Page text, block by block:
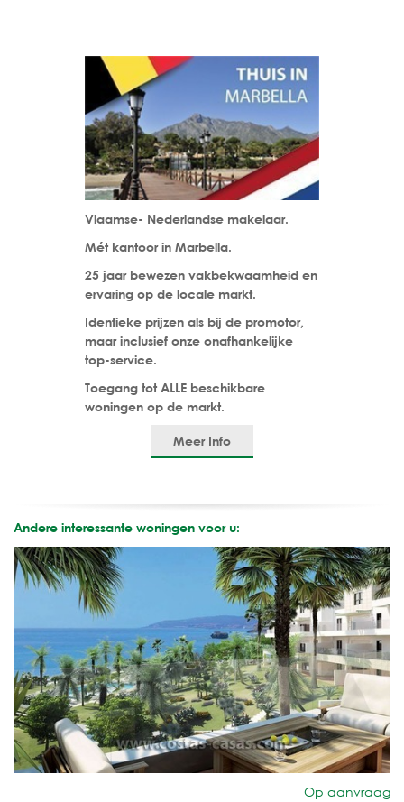
Vlaamse- Nederlandse makelaar.
Mét kantoor in Marbella.
25 jaar bewezen vakbekwaamheid en
ervaring op de locale markt.
Identieke prijzen als bij de promotor,
maar inclusief onze onafhankelijke
top-service.
Toegang tot ALLE beschikbare
woningen op de markt.
Meer Info
Andere interessante woningen voor u:
Op aanvraag